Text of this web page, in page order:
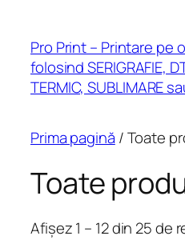
Pro Print – Printare pe
folosind SERIGRAFIE,
TERMIC, SUBLIMARE
Prima pagină / Toate
Toate
Afișez 1 – 12 din 25 de